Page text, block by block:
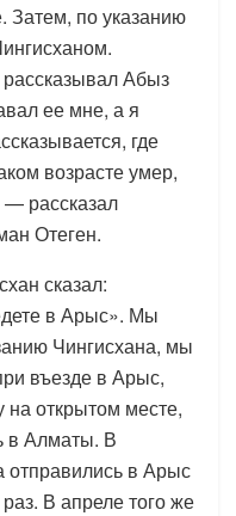
Затем, по указанию
рассказывал Абыз
ее мне, а я
где
возрасте умер,
— рассказал
Отеген.
сказал:
в Арыс». Мы
Чингисхана, мы
въезде в Арыс,
открытом месте,
в Алматы. В
в Арыс
В апреле того же